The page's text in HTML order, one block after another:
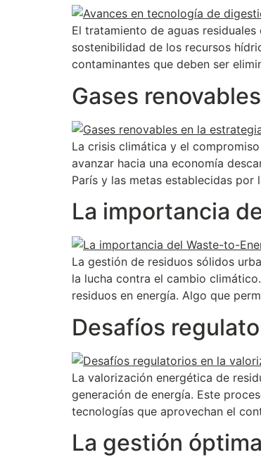
El tratamiento de aguas
sostenibilidad de los recursos
contaminantes que deben ser
Gases
La crisis climática y el
avanzar hacia una economía
París y las metas establecidas
La importancia
La gestión de residuos sólidos
la lucha contra el cambio
residuos en energía. Algo que
Desafíos
La valorización energética de
generación de energía. Este
tecnologías que aprovechan el
La gestión